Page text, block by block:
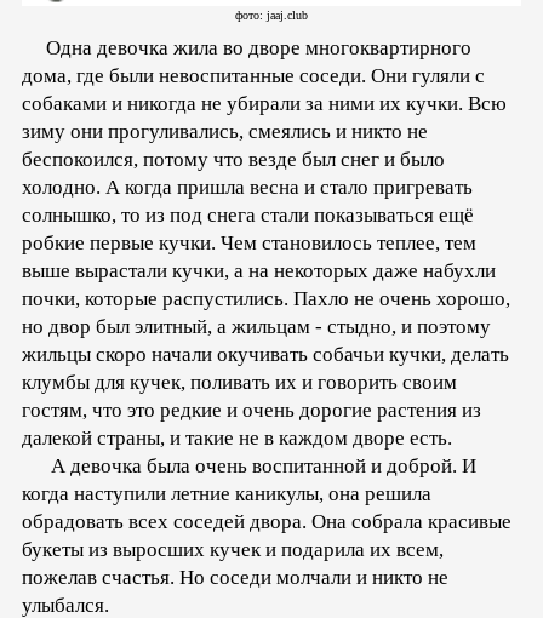
фото: jaaj.club
Одна девочка жила во дворе многоквартирного
дома, где были невоспитанные соседи. Они гуляли с
собаками и никогда не убирали за ними их кучки. Всю
зиму они прогуливались, смеялись и никто не
беспокоился, потому что везде был снег и было
холодно. А когда пришла весна и стало пригревать
солнышко, то из под снега стали показываться ещё
робкие первые кучки. Чем становилось теплее, тем
выше вырастали кучки, а на некоторых даже набухли
почки, которые распустились. Пахло не очень хорошо,
но двор был элитный, а жильцам - стыдно, и поэтому
жильцы скоро начали окучивать собачьи кучки, делать
клумбы для кучек, поливать их и говорить своим
гостям, что это редкие и очень дорогие растения из
далекой страны, и такие не в каждом дворе есть.
А девочка была очень воспитанной и доброй. И
когда наступили летние каникулы, она решила
обрадовать всех соседей двора. Она собрала красивые
букеты из выросших кучек и подарила их всем,
пожелав счастья. Но соседи молчали и никто не
улыбался.